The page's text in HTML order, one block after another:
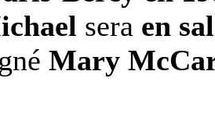
sera en
Mary